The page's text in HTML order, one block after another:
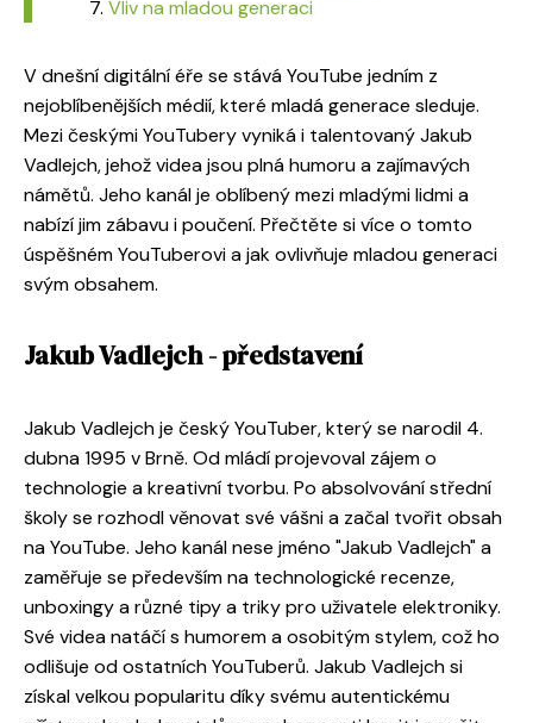
Vliv na mladou generaci
V dnešní digitální éře se stává YouTube jedním z
nejoblíbenějších médií, které mladá generace sleduje.
Mezi českými YouTubery vyniká i talentovaný Jakub
Vadlejch, jehož videa jsou plná humoru a zajímavých
námětů. Jeho kanál je oblíbený mezi mladými lidmi a
nabízí jim zábavu i poučení. Přečtěte si více o tomto
úspěšném YouTuberovi a jak ovlivňuje mladou generaci
svým obsahem.
Jakub Vadlejch - představení
Jakub Vadlejch je český YouTuber, který se narodil 4.
dubna 1995 v Brně. Od mládí projevoval zájem o
technologie a kreativní tvorbu. Po absolvování střední
školy se rozhodl věnovat své vášni a začal tvořit obsah
na YouTube. Jeho kanál nese jméno "Jakub Vadlejch" a
zaměřuje se především na technologické recenze,
unboxingy a různé tipy a triky pro uživatele elektroniky.
Své videa natáčí s humorem a osobitým stylem, což ho
odlišuje od ostatních YouTuberů. Jakub Vadlejch si
získal velkou popularitu díky svému autentickému